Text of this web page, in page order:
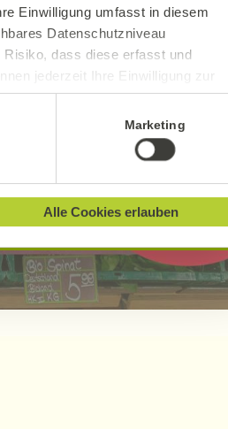
Einwilligung umfasst in diesem
Datenschutzniveau
Risiko, dass diese erfasst und
jederzeit Ihre Einwilligung zur
finden Sie in unserer
Marketing
Alle Cookies erlauben